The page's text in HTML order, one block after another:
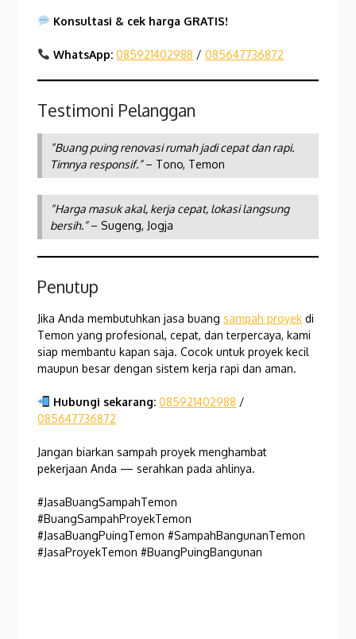
Konsultasi & cek harga GRATIS!
WhatsApp: 085921402988 /085647736872
Testimoni Pelanggan
“Buang puing renovasi rumah jadi cepat dan rapi.
Timnya responsif.”– Tono, Temon
“Harga masuk akal, kerja cepat, lokasi langsung
bersih.”– Sugeng, Jogja
Penutup
Jika Anda membutuhkan jasa buangsampah proyek di
Temon yang profesional, cepat, dan terpercaya, kami
siap membantu kapan saja. Cocok untuk proyek kecil
maupun besar dengan sistem kerja rapi dan aman.
Hubungi sekarang: 085921402988 /
085647736872
Jangan biarkan sampah proyek menghambat
pekerjaan Anda — serahkan pada ahlinya.
#JasaBuangSampahTemon
#BuangSampahProyekTemon
#JasaBuangPuingTemon #SampahBangunanTemon
#JasaProyekTemon #BuangPuingBangunan